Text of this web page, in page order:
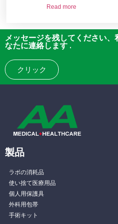
Read more
メッセージを残してください
なたに連絡します .
クリック
製品
ラボの消耗品
使い捨て医療用品
個人用保護具
外科用包帯
手術キット